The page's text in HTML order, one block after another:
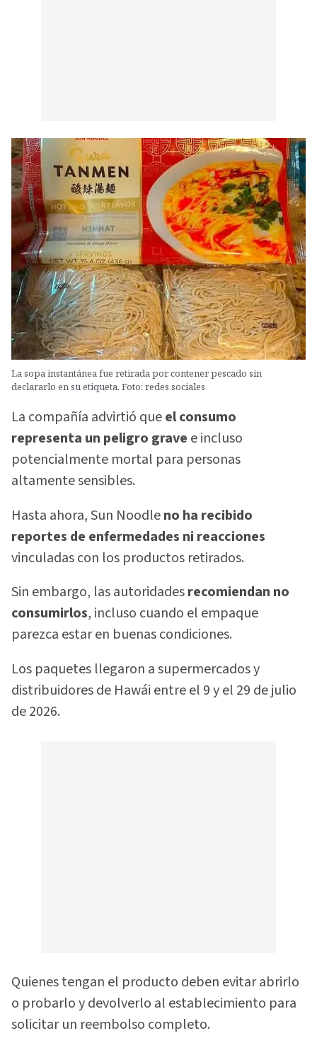
La sopa instantánea fue retirada por contener pescado sin
declararlo en su etiqueta. Foto: redes sociales
La compañía advirtió queel consumo
representa un peligro grave e incluso
potencialmente mortal para personas
altamente sensibles.
Hasta ahora, Sun Noodleno ha recibido
reportes de enfermedades ni reacciones
vinculadas con los productos retirados.
Sin embargo, las autoridadesrecomiendan no
consumirlos, incluso cuando el empaque
parezca estar en buenas condiciones.
Los paquetes llegaron a supermercados y
distribuidores de Hawái entre el 9 y el 29 de julio
de 2026.
Quienes tengan el producto deben evitar abrirlo
o probarlo y devolverlo al establecimiento para
solicitar un reembolso completo.